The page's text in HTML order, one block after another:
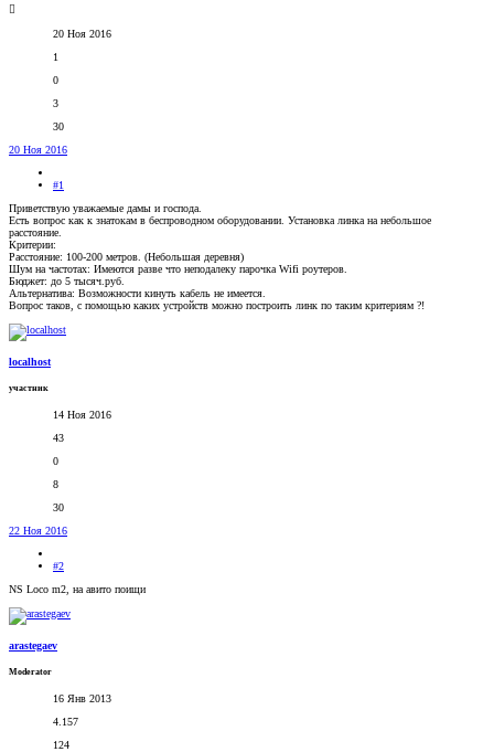
20 Ноя 2016
1
0
3
30
20 Ноя 2016
#1
Приветствую уважаемые дамы и господа.
Есть вопрос как к знатокам в беспроводном оборудовании. Установка линка на небольшое
расстояние.
Критерии:
Расстояние: 100-200 метров. (Небольшая деревня)
Шум на частотах: Имеются разве что неподалеку парочка Wifi роутеров.
Бюджет: до 5 тысяч.руб.
Альтернатива: Возможности кинуть кабель не имеется.
Вопрос таков, с помощью каких устройств можно построить линк по таким критериям ?!
localhost
участник
14 Ноя 2016
43
0
8
30
22 Ноя 2016
#2
NS Loco m2, на авито поищи
arastegaev
Moderator
16 Янв 2013
4.157
124